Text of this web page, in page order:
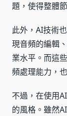
題，使得整體
此外，AI技術
現音頻的編輯
業水平。而這
頻處理能力，
不過，在使用
的風格。雖然